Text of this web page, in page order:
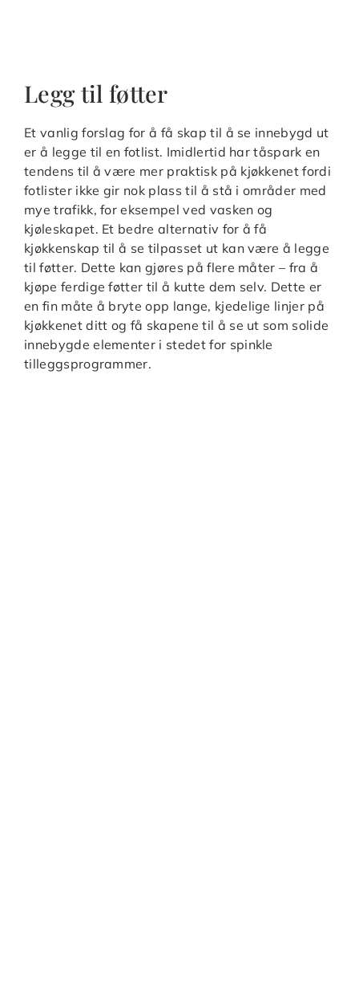
Legg til føtter
Et vanlig forslag for å få skap til å se innebygd ut
er å legge til en fotlist. Imidlertid har tåspark en
tendens til å være mer praktisk på kjøkkenet fordi
fotlister ikke gir nok plass til å stå i områder med
mye trafikk, for eksempel ved vasken og
kjøleskapet. Et bedre alternativ for å få
kjøkkenskap til å se tilpasset ut kan være å legge
til føtter. Dette kan gjøres på flere måter – fra å
kjøpe ferdige føtter til å kutte dem selv. Dette er
en fin måte å bryte opp lange, kjedelige linjer på
kjøkkenet ditt og få skapene til å se ut som solide
innebygde elementer i stedet for spinkle
tilleggsprogrammer.